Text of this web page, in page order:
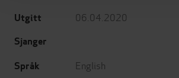
Utgitt 06.04.2020
Sjanger
Språk
English